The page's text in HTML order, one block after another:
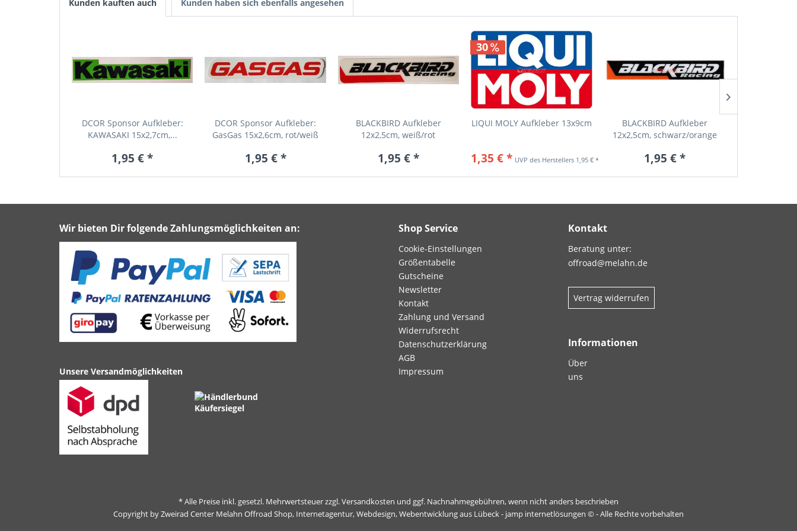
Kunden kauften auch Kunden haben sich ebenfalls angesehen
DCOR Sponsor Aufkleber:
KAWASAKI 15x2,7cm,...
1,95 € *
DCOR Sponsor Aufkleber:
GasGas 15x2,6cm, rot/weiß
1,95 € *
BLACKBIRD Aufkleber
12x2,5cm, weiß/rot
1,95 € *
30
LIQUI MOLY Aufkleber 13x9cm
1,35 € * 1,95 € *
BLACKBIRD Aufkleber
12x2,5cm, schwarz/orange
1,95 € *
Wir bieten Dir folgende Zahlungsmöglichkeiten an:
Unsere Versandmöglichkeiten
Shop Service
Cookie-Einstellungen
Größentabelle
Gutscheine
Newsletter
Kontakt
Zahlung und Versand
Widerrufsrecht
Datenschutzerklärung
AGB
Impressum
Kontakt
Beratung unter:
offroad@melahn.de
Vertrag widerrufen
Informationen
Über
uns
* Alle Preise inkl. gesetzl. Mehrwertsteuer zzgl.Versandkosten und ggf. Nachnahmegebühren, wenn nicht anders beschrieben
Copyright by Zweirad Center Melahn Offroad Shop, Internetagentur, Webdesign, Webentwicklung aus Lübeck - jamp internetlösungen © - Alle Rechte vorbehalten